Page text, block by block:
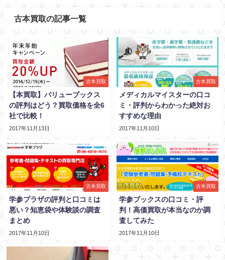
古本買取の記事一覧
古本買取
【本買取】バリューブックス
の評判はどう？買取価格を全6
社で比較！
2017年11月13日
古本買取
メディカルマイスターの口コ
ミ・評判からわかった絶対お
すすめな理由
2017年11月10日
古本買取
学参プラザの評判と口コミは
悪い？知恵袋や体験談の調査
まとめ
2017年11月10日
古本買取
学参ブックスの口コミ・評
判！高価買取が本当なのか調
査してみた
2017年11月10日